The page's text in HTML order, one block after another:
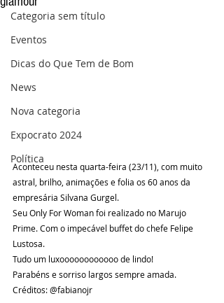
Categoria sem título
Eventos
Dicas do Que Tem de Bom
News
Nova categoria
Expocrato 2024
Política
Aconteceu nesta quarta-feira (23/11), com muito
astral, brilho, animações e folia os 60 anos da
empresária Silvana Gurgel.
Seu Only For Woman foi realizado no Marujo
Prime. Com o impecável buffet do chefe Felipe
Lustosa.
Tudo um luxoooooooooooo de lindo!
Parabéns e sorriso largos sempre amada.
Créditos: @fabianojr